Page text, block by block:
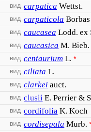
вид carpatica Wettst.
вид carpaticola Borbas
вид caucasea Lodd. ex
вид caucasica M. Bieb.
вид centaurium L. *
вид ciliata L.
вид clarkei auct.
вид clusii E. Perrier &
вид cordifolia K. Koch
вид cordisepala Murb. *